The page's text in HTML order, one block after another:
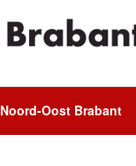
Noord-Oost Brabant